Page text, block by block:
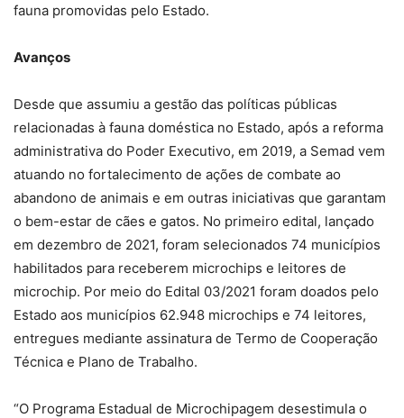
fauna promovidas pelo Estado.
Avanços
Desde que assumiu a gestão das políticas públicas
relacionadas à fauna doméstica no Estado, após a reforma
administrativa do Poder Executivo, em 2019, a Semad vem
atuando no fortalecimento de ações de combate ao
abandono de animais e em outras iniciativas que garantam
o bem-estar de cães e gatos. No primeiro edital, lançado
em dezembro de 2021, foram selecionados 74 municípios
habilitados para receberem microchips e leitores de
microchip. Por meio do Edital 03/2021 foram doados pelo
Estado aos municípios 62.948 microchips e 74 leitores,
entregues mediante assinatura de Termo de Cooperação
Técnica e Plano de Trabalho.
“O Programa Estadual de Microchipagem desestimula o